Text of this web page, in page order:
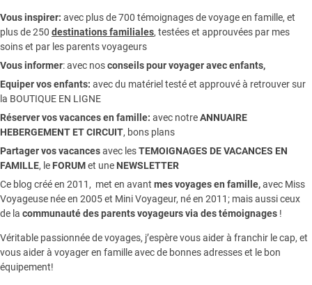
Vous inspirer: avec plus de 700 témoignages devoyage en famille, et
plus de 250 destinations familiales, testées et approuvées par mes
soins et par les parents voyageurs
Vous informer:avec nosconseils pour voyager avec enfants,
Equiper vos enfants: avec du matériel testé et approuvé à retrouver sur
la BOUTIQUE EN LIGNE
Réserver vos vacances en famille: avec notreANNUAIRE
HEBERGEMENT ET CIRCUIT, bons plans
Partager vos vacancesavec lesTEMOIGNAGES DE VACANCES EN
FAMILLE, le FORUMet une NEWSLETTER
Ce blog créé en 2011, met en avant mes voyages en famille,avec Miss
Voyageuse née en 2005 et Mini Voyageur, né en 2011; mais aussi ceux
de la communauté des parents voyageurs via des témoignages !
Véritable passionnée de voyages, j’espère vous aider à franchir le cap, et
vous aider à voyager en famille avec de bonnes adresses et le bon
équipement!